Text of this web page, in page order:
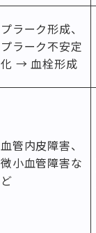
プラーク形成、
プラーク不安定
化 → 血栓形成
血管内皮障害、
微小血管障害な
ど